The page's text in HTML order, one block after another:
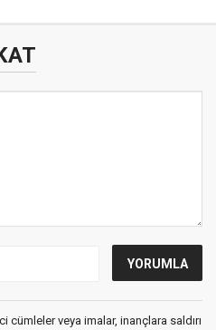
cümleler veya imalar, inançlara saldırı